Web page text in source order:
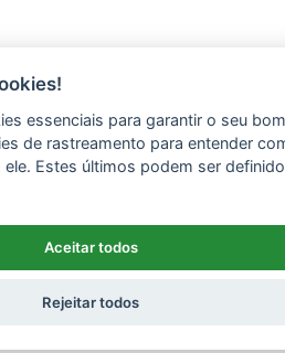
essenciais para garantir o seu
de rastreamento para entender
Estes últimos podem ser
Aceitar todos
Rejeitar todos